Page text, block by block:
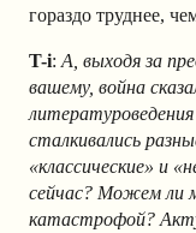
гораздо труднее,
T-i: А, выходя за
вашему, война
сталкивались
«классические» и
сейчас? Можем ли
катастрофой?